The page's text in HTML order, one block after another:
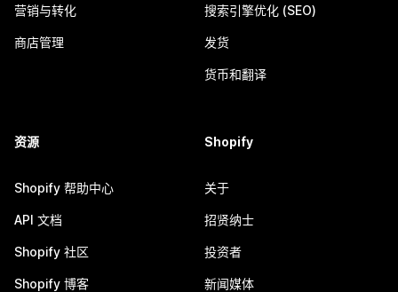
营销与转化
商店管理
搜索引擎优化 (SEO)
发货
货币和翻译
资源
Shopify 帮助中心
API 文档
Shopify 社区
Shopify 博客
Shopify
关于
招贤纳士
投资者
新闻媒体